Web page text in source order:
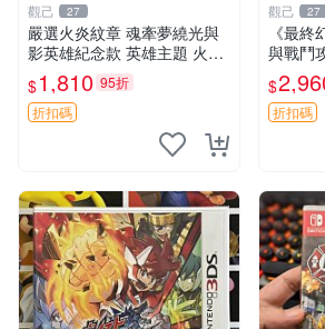
觀己 27
嚴選火炎紋章 魂牽夢繞光與
影英雄紀念款 英雄主題 火炎
紋章 武器收藏
$1,810 95折
折扣碼
觀己 27
《最
與戰鬥
遊戲
$
折扣碼